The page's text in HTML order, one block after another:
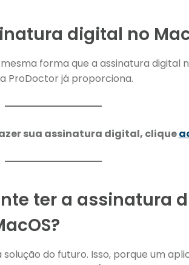
digital no
forma que a assinatura digital
ProDoctor já proporciona.
sua assinatura digital, clique
ter a assinatura
do futuro. Isso, porque um